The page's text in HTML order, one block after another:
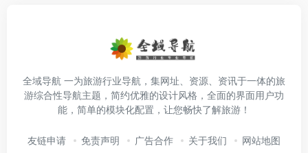
全域导航 一为旅游行业导航，集网址、资源、资讯于一体的旅
游综合性导航主题，简约优雅的设计风格，全面的界面用户功
能，简单的模块化配置，让您畅快了解旅游！
友链申请 免责声明 广告合作 关于我们 网站地图